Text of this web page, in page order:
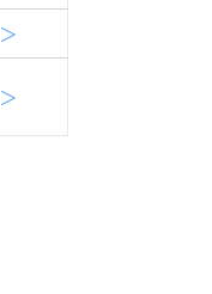
＞
＞